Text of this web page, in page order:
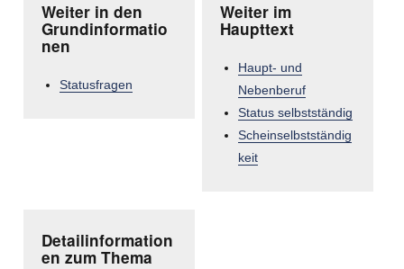
Weiter in den
Grundinformatio
nen
Statusfragen
Weiter im
Haupttext
Haupt- und
Nebenberuf
Status selbstständig
Scheinselbstständig
keit
Detailinformation
en zum Thema